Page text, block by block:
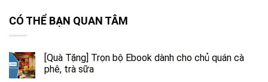
CÓ THỂ BẠN QUAN TÂM
[Quà Tặng] Trọn bộ Ebook dành cho chủ quán cà
phê, trà sữa